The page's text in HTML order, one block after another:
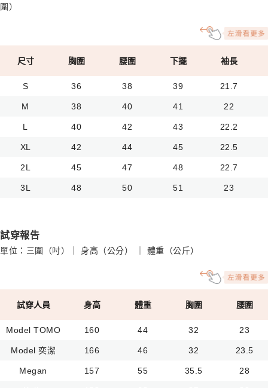
圍）
尺寸 胸圍 腰圍 下擺 袖長
S 36 38 39 21.7
M 38 40 41 22
L 40 42 43 22.2
XL 42 44 45 22.5
2L 45 47 48 22.7
3L 48 50 51 23
試穿報告
單位：三圍（吋）｜ 身高（公分） ｜ 體重（公斤）
試穿人員 身高 體重 胸圍 腰圍
Model TOMO 160 44 32 23
Model 奕潔 166 46 32 23.5
Megan 157 55 35.5 28